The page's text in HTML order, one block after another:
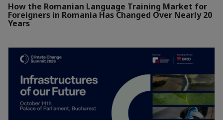
How the Romanian Language Training Market for
Foreigners in Romania Has Changed Over Nearly 20
Years